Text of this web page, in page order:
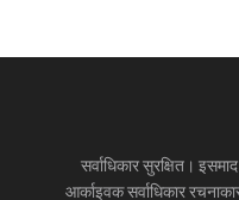
सर्वाधिकार सुरक्षित।
आर्काइवक सर्वाधिकार